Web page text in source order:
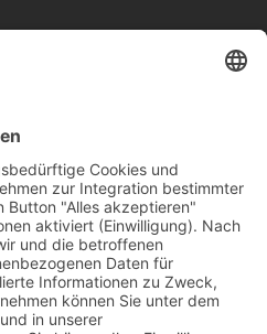
eingetragener Verein tätig und
Spiele der Regionalliga in